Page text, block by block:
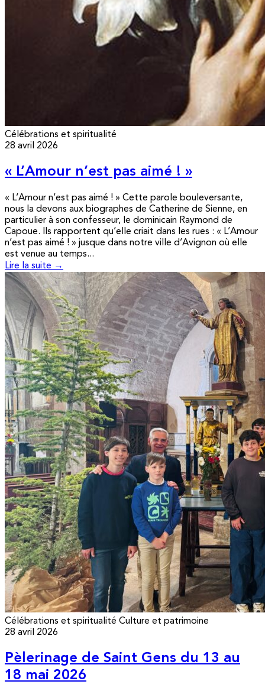
Célébrations et spiritualité
28 avril 2026
« L’Amour n’est pas aimé ! »
« L’Amour n’est pas aimé ! » Cette parole bouleversante,
nous la devons aux biographes de Catherine de Sienne, en
particulier à son confesseur, le dominicain Raymond de
Capoue. Ils rapportent qu’elle criait dans les rues : « L’Amour
n’est pas aimé ! » jusque dans notre ville d’Avignon où elle
est venue au temps...
Lire la suite →
Célébrations et spiritualité Culture et patrimoine
28 avril 2026
Pèlerinage de Saint Gens du 13 au
18 mai 2026